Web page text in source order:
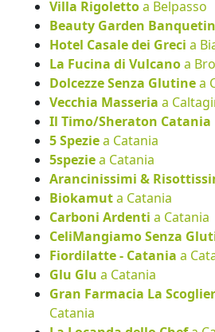
Villa Rigolettoa Belpasso
Beauty Garden
Hotel Casale dei Greci a
La Fucina di Vulcanoa
Dolcezze Senza Glutinea
Vecchia Masseria a
Il Timo/Sheraton Catania
5 Speziea Catania
5speziea Catania
Arancinissimi &
Biokamuta Catania
Carboni Ardenti a Catania
CeliMangiamo Senza
Fiordilatte - Catania a
Glu Glu a Catania
Gran Farmacia La
Catania